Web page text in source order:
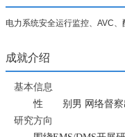
电力系统安全运行监控、AVC
成就介绍
基本信息
性 别男 网络督察
研究方向